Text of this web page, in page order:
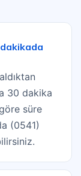
dakikada
30 dakika
süre
(0541)